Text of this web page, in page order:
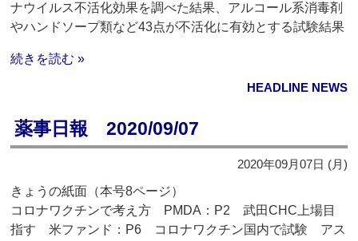
ナウイルス不活化効果を調べた結果、アルコール系消毒剤
やハンドソープ類など43点が不活化に有効とする試験結果
続きを読む »
HEADLINE NEWS
薬事日報 2020/09/07
2020年09月07日 (月)
きょうの紙面（本号8ページ）
コロナワクチンで考え方 PMDA：P2 武田CHC上場目
指す 米ファンド：P6 コロナワクチン国内で試験 アス